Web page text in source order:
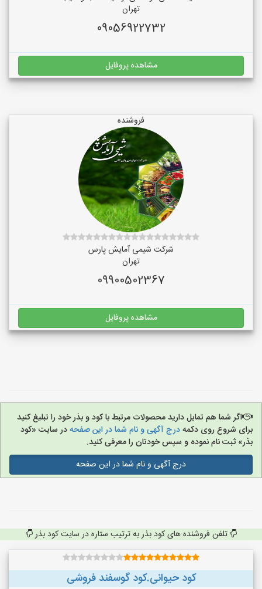
تهران
09056922732
مشاهده پروفایل
فروشنده
شرکت شیمی آمایش پارس
تهران
09900502367
مشاهده پروفایل
اگر شما هم تمایل دارید محصولات مرتبط با کود و بذر خود را تبلیغ کنید
برای شروع روی دکمهدرج آگهی و نام شما در این صفحهدر سایت «کود
بذر» ثبت نام نموده و سپس خودتان را معرفی کنید.
درج آگهی و نام شما در این صفحه
تلفن فروشنده های کود بذر به ترتیب ستاره در سایت کود بذر
کود حیوانی.کود گوسفند فروشی